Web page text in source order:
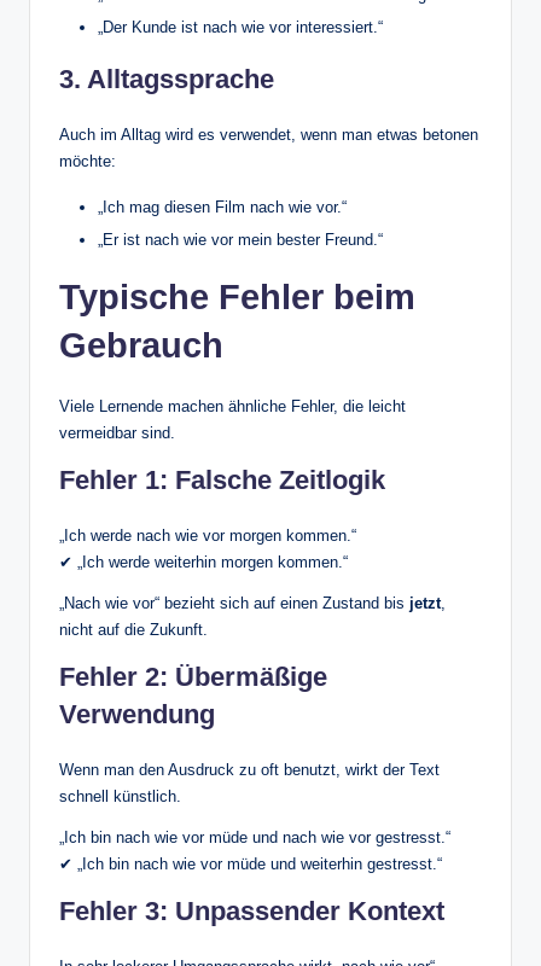
„Der Kunde ist nach wie vor interessiert.“
3. Alltagssprache
Auch im Alltag wird es verwendet, wenn man etwas betonen
möchte:
„Ich mag diesen Film nach wie vor.“
„Er ist nach wie vor mein bester Freund.“
Typische Fehler beim
Gebrauch
Viele Lernende machen ähnliche Fehler, die leicht
vermeidbar sind.
Fehler 1: Falsche Zeitlogik
„Ich werde nach wie vor morgen kommen.“
✔ „Ich werde weiterhin morgen kommen.“
„Nach wie vor“ bezieht sich auf einen Zustand bis jetzt,
nicht auf die Zukunft.
Fehler 2: Übermäßige
Verwendung
Wenn man den Ausdruck zu oft benutzt, wirkt der Text
schnell künstlich.
„Ich bin nach wie vor müde und nach wie vor gestresst.“
✔ „Ich bin nach wie vor müde und weiterhin gestresst.“
Fehler 3: Unpassender Kontext